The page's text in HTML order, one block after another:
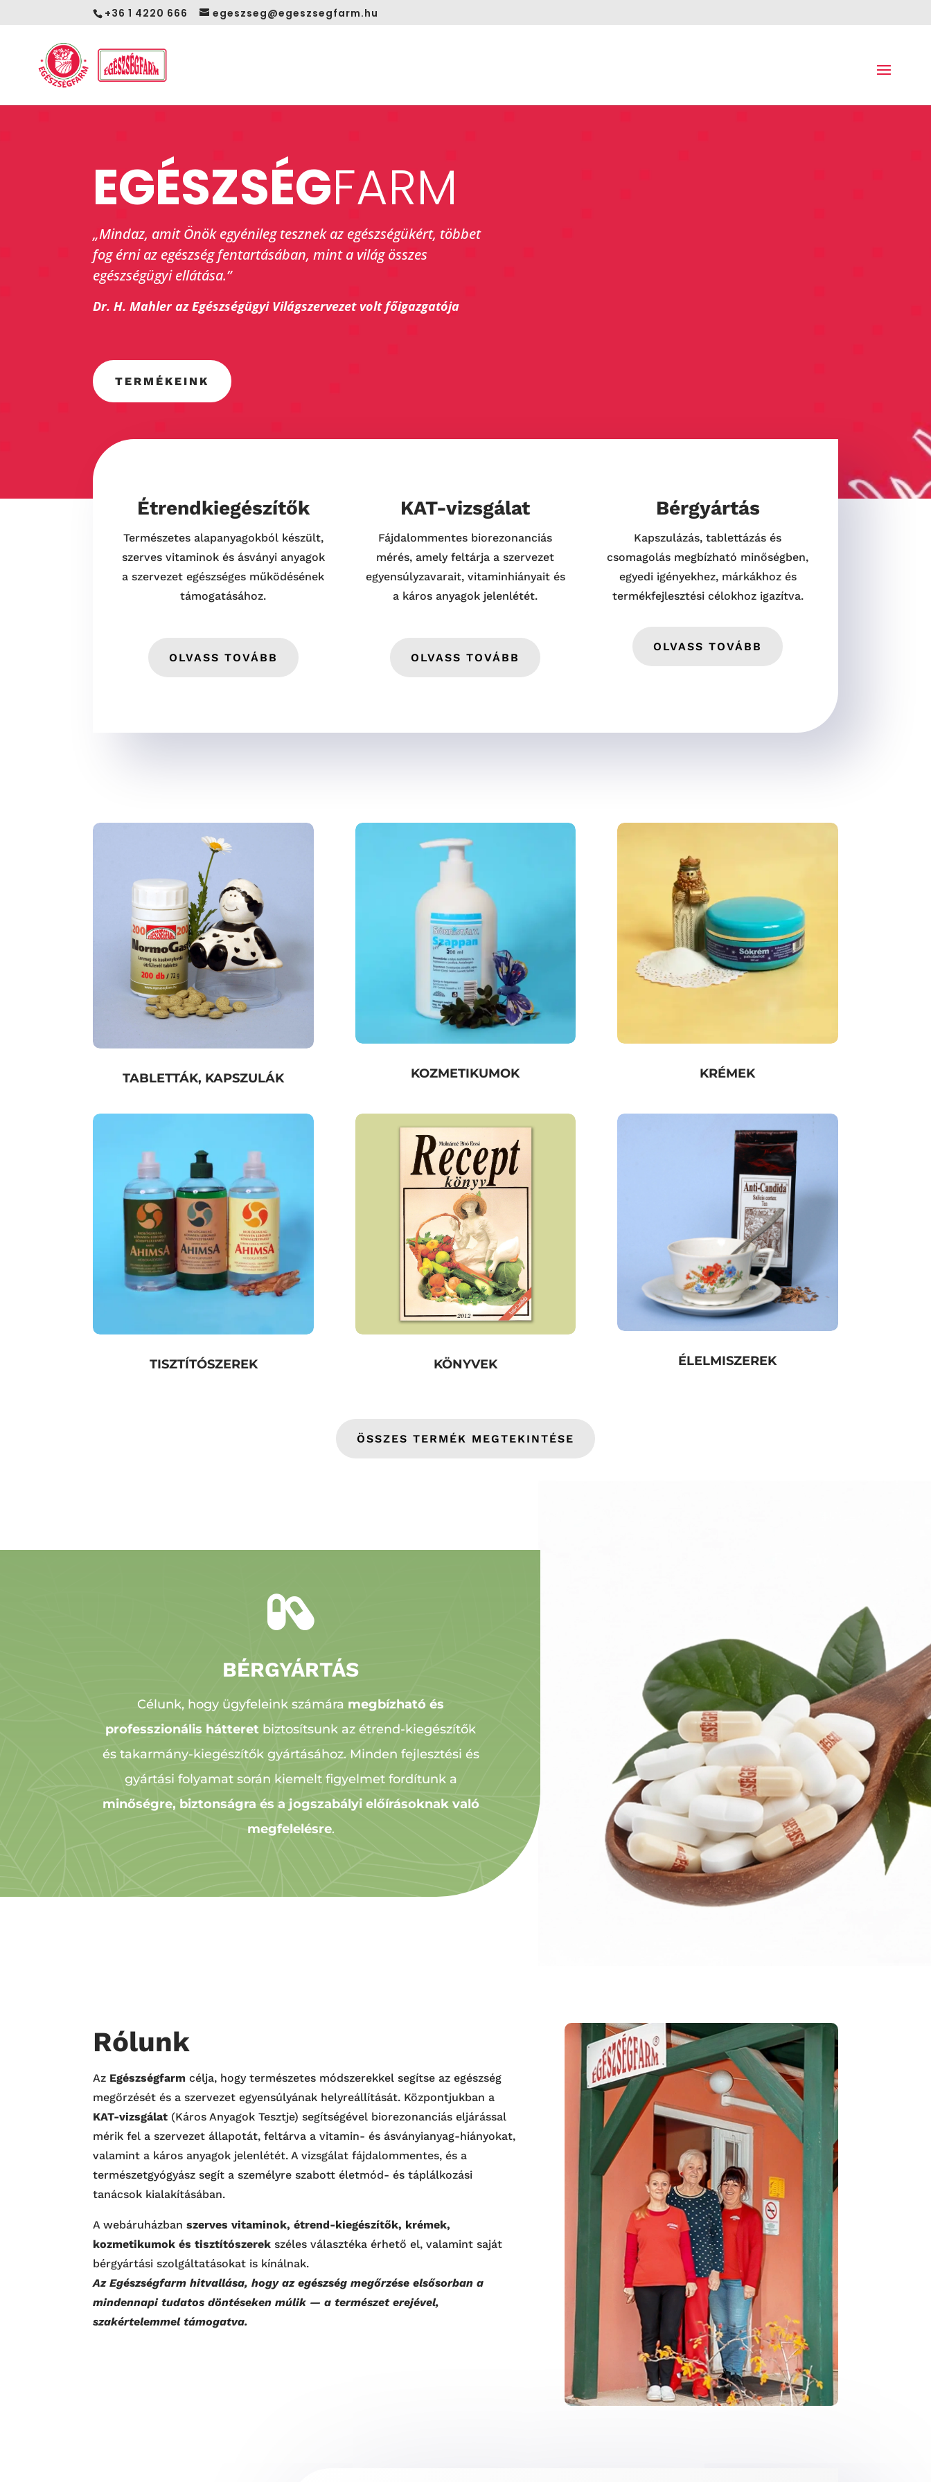
+36 1 4220 666 egeszseg@egeszsegfarm.hu
EGÉSZSÉGFARM
„Mindaz, amit Önök egyénileg tesznek az egészségükért, többet
fog érni az egészség fentartásában, mint a világ összes
egészségügyi ellátása.”
Dr. H. Mahler az Egészségügyi Világszervezet volt főigazgatója
TERMÉKEINK
Étrendkiegészítők
Természetes alapanyagokból készült,
szerves vitaminok és ásványi anyagok
a szervezet egészséges működésének
támogatásához.
OLVASS TOVÁBB
KAT-vizsgálat
Fájdalommentes biorezonanciás
mérés, amely feltárja a szervezet
egyensúlyzavarait, vitaminhiányait és
a káros anyagok jelenlétét.
OLVASS TOVÁBB
Bérgyártás
Kapszulázás, tablettázás és
csomagolás megbízható minőségben,
egyedi igényekhez, márkákhoz és
termékfejlesztési célokhoz igazítva.
OLVASS TOVÁBB
TABLETTÁK, KAPSZULÁK KOZMETIKUMOK KRÉMEK
TISZTÍTÓSZEREK KÖNYVEK ÉLELMISZEREK
ÖSSZES TERMÉK MEGTEKINTÉSE

BÉRGYÁRTÁS
Célunk, hogy ügyfeleink számára megbízható és
professzionális hátteret biztosítsunk az étrend-kiegészítők
és takarmány-kiegészítők gyártásához. Minden fejlesztési és
gyártási folyamat során kiemelt figyelmet fordítunk a
minőségre, biztonságra és a jogszabályi előírásoknak való
megfelelésre.
Rólunk
Az Egészségfarm célja, hogy természetes módszerekkel segítse az egészség
megőrzését és a szervezet egyensúlyának helyreállítását. Központjukban a
KAT-vizsgálat (Káros Anyagok Tesztje) segítségével biorezonanciás eljárással
mérik fel a szervezet állapotát, feltárva a vitamin- és ásványianyag-hiányokat,
valamint a káros anyagok jelenlétét. A vizsgálat fájdalommentes, és a
természetgyógyász segít a személyre szabott életmód- és táplálkozási
tanácsok kialakításában.
A webáruházbanszerves vitaminok, étrend-kiegészítők, krémek,
kozmetikumok és tisztítószerekszéles választéka érhető el, valamint saját
bérgyártási szolgáltatásokat is kínálnak.
Az Egészségfarm hitvallása, hogy az egészség megőrzése elsősorban a
mindennapi tudatos döntéseken múlik — a természet erejével,
szakértelemmel támogatva.